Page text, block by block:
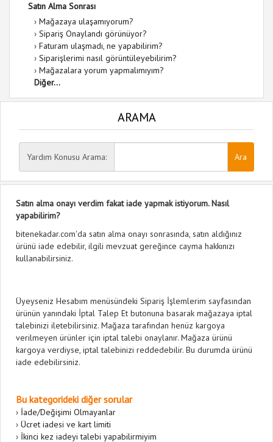
Satın Alma Sonrası
› Mağazaya ulaşamıyorum?
› Sipariş Onaylandı görünüyor?
› Faturam ulaşmadı, ne yapabilirim?
› Siparişlerimi nasıl görüntüleyebilirim?
› Mağazalara yorum yapmalımıyım?
Diğer...
ARAMA
Yardım Konusu Arama:
Satın alma onayı verdim fakat iade yapmak istiyorum. Nasıl
yapabilirim?
bitenekadar.com'da satın alma onayı sonrasında, satın aldığınız
ürünü iade edebilir, ilgili mevzuat gereğince cayma hakkınızı
kullanabilirsiniz.
Üyeyseniz Hesabım menüsündeki Sipariş İşlemlerim sayfasından
ürünün yanındaki İptal Talep Et butonuna basarak mağazaya iptal
talebinizi iletebilirsiniz. Mağaza tarafından henüz kargoya
verilmeyen ürünler için iptal talebi onaylanır. Mağaza ürünü
kargoya verdiyse, iptal talebinizi reddedebilir. Bu durumda ürünü
iade edebilirsiniz.
Bu kategorideki diğer sorular
› İade/Değişimi Olmayanlar
› Ücret iadesi ve kart limiti
› İkinci kez iadeyi talebi yapabilirmiyim